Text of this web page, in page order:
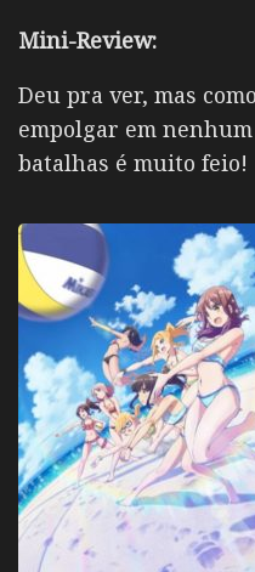
Mini-Review:
Deu pra ver, mas
empolgar em nenhum
batalhas é muito feio!